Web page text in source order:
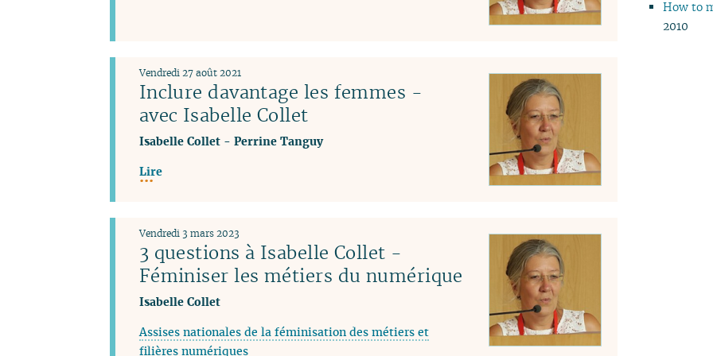
Inclure davantage les femmes -
avec Isabelle Collet
Vendredi 27 août 2021
Isabelle Collet- Perrine Tanguy
Lire
3 questions à Isabelle Collet -
Féminiser les métiers du numérique
Vendredi 3 mars 2023
Isabelle Collet
Assises nationales de la féminisation des métiers et
filières numériques
How to
2010